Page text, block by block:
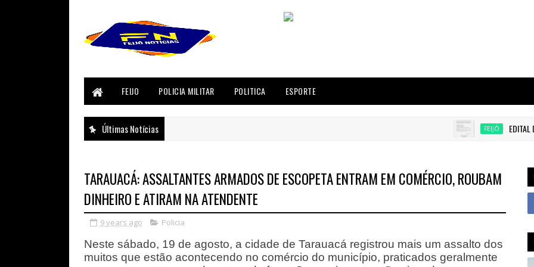
FEIJO POLICIA MILITAR POLITICA ESPORTE
Últimas Notícias FEIJÓ EDITAL DE
TARAUACÁ: ASSALTANTES ARMADOS DE ESCOPETA ENTRAM EM COMÉRCIO, ROUBAM
DINHEIRO E ATIRAM NA ATENDENTE
9 years ago Policia
Neste sábado, 19 de agosto, a cidade de Tarauacá registrou mais um assalto dos
muitos que estão acontecendo no comércio do município, praticados geralmente